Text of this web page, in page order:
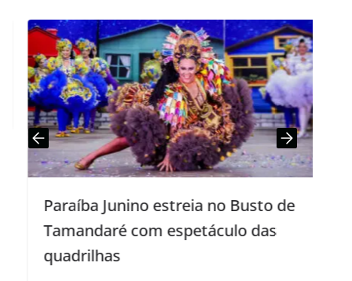
Paraíba Junino estreia no Busto de
Tamandaré com espetáculo das
quadrilhas